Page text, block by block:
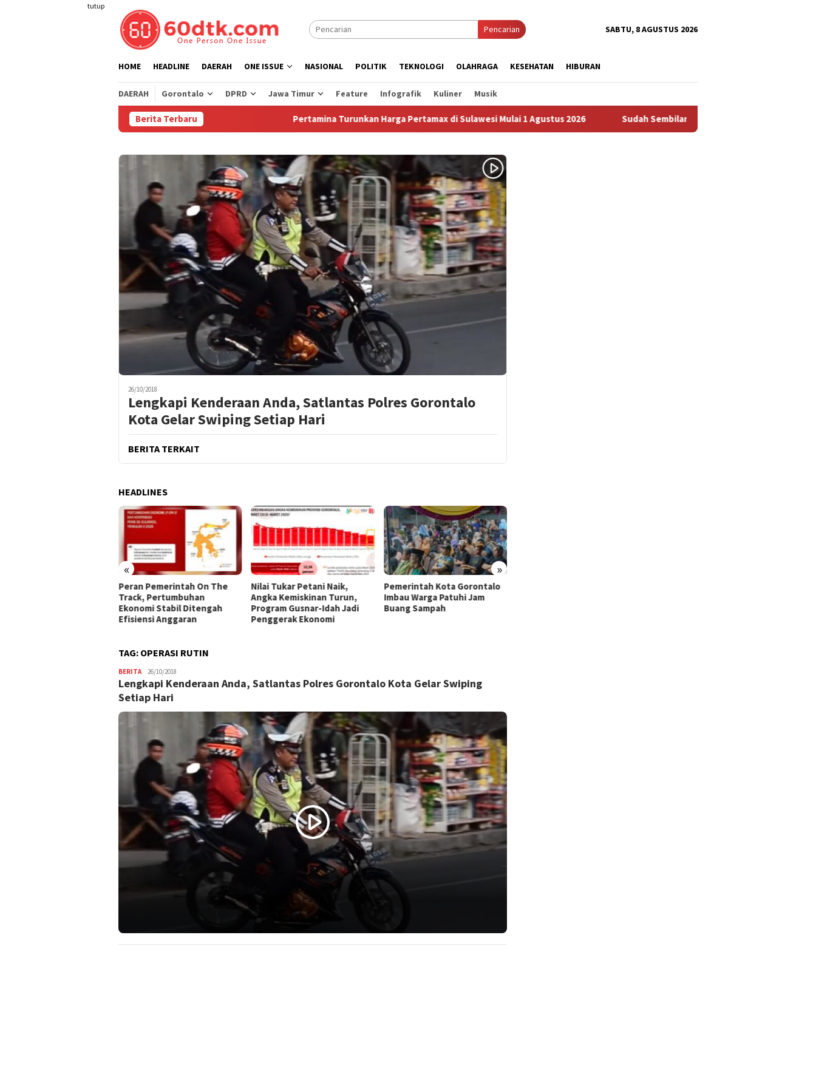
tutup
Pencarian SABTU, 8 AGUSTUS 2026
HOME HEADLINE DAERAH ONE ISSUE NASIONAL POLITIK TEKNOLOGI OLAHRAGA KESEHATAN HIBURAN
DAERAH Gorontalo DPRD Jawa Timur Feature Infografik Kuliner Musik
Berita Terbaru Pertamina Turunkan Harga Pertamax di Sulawesi Mulai 1 Agustus 2026 Sudah Sembilan Hari Harga Beras Gorontalo Termahal
26/10/2018
Lengkapi Kenderaan Anda, Satlantas Polres Gorontalo
Kota Gelar Swiping Setiap Hari
BERITA TERKAIT
HEADLINES
« »
Peran Pemerintah On The
Track, Pertumbuhan
Ekonomi Stabil Ditengah
Efisiensi Anggaran
Nilai Tukar Petani Naik,
Angka Kemiskinan Turun,
Program Gusnar-Idah Jadi
Penggerak Ekonomi
Pemerintah Kota Gorontalo
Imbau Warga Patuhi Jam
Buang Sampah
TAG: OPERASI RUTIN
BERITAAdmin
26/10/2018
Lengkapi Kenderaan Anda, Satlantas Polres Gorontalo Kota Gelar Swiping
Setiap Hari